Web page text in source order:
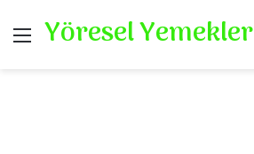
Menü
Yöresel Yemekler